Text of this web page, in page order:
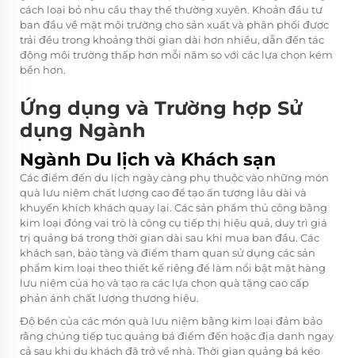
cách loại bỏ nhu cầu thay thế thường xuyên. Khoản đầu tư
ban đầu về mặt môi trường cho sản xuất và phân phối được
trải đều trong khoảng thời gian dài hơn nhiều, dẫn đến tác
động môi trường thấp hơn mỗi năm so với các lựa chọn kém
bền hơn.
Ứng dụng và Trường hợp Sử
dụng Ngành
Ngành Du lịch và Khách sạn
Các điểm đến du lịch ngày càng phụ thuộc vào những món
quà lưu niệm chất lượng cao để tạo ấn tượng lâu dài và
khuyến khích khách quay lại. Các sản phẩm thủ công bằng
kim loại đóng vai trò là công cụ tiếp thị hiệu quả, duy trì giá
trị quảng bá trong thời gian dài sau khi mua ban đầu. Các
khách sạn, bảo tàng và điểm tham quan sử dụng các sản
phẩm kim loại theo thiết kế riêng để làm nổi bật mặt hàng
lưu niệm của họ và tạo ra các lựa chọn quà tặng cao cấp
phản ánh chất lượng thương hiệu.
Độ bền của các món quà lưu niệm bằng kim loại đảm bảo
rằng chúng tiếp tục quảng bá điểm đến hoặc địa danh ngay
cả sau khi du khách đã trở về nhà. Thời gian quảng bá kéo